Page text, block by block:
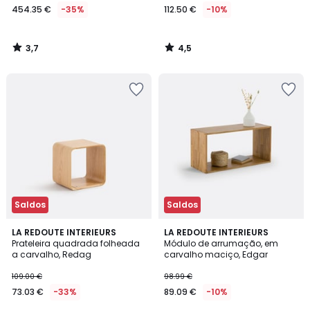
454.35 € -35%
3,7
/
112.50 € -10%
4,5
/
Saldos
LA REDOUTE INTERIEURS
Prateleira quadrada folheada
a carvalho, Redag
109.00 €
73.03 € -33%
Saldos
LA REDOUTE INTERIEURS
Módulo de arrumação, em
carvalho maciço, Edgar
98.99 €
89.09 € -10%
4
/
5